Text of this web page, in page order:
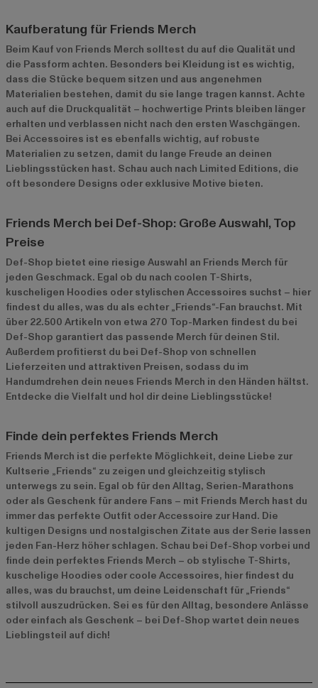
Kaufberatung für Friends Merch
Beim Kauf von Friends Merch solltest du auf die Qualität und
die Passform achten. Besonders bei Kleidung ist es wichtig,
dass die Stücke bequem sitzen und aus angenehmen
Materialien bestehen, damit du sie lange tragen kannst. Achte
auch auf die Druckqualität – hochwertige Prints bleiben länger
erhalten und verblassen nicht nach den ersten Waschgängen.
Bei Accessoires ist es ebenfalls wichtig, auf robuste
Materialien zu setzen, damit du lange Freude an deinen
Lieblingsstücken hast. Schau auch nach Limited Editions, die
oft besondere Designs oder exklusive Motive bieten.
Friends Merch bei Def-Shop: Große Auswahl, Top
Preise
Def-Shop bietet eine riesige Auswahl an Friends Merch für
jeden Geschmack. Egal ob du nach coolen T-Shirts,
kuscheligen Hoodies oder stylischen Accessoires suchst – hier
findest du alles, was du als echter „Friends“-Fan brauchst. Mit
über 22.500 Artikeln von etwa 270 Top-Marken findest du bei
Def-Shop garantiert das passende Merch für deinen Stil.
Außerdem profitierst du bei Def-Shop von schnellen
Lieferzeiten und attraktiven Preisen, sodass du im
Handumdrehen dein neues Friends Merch in den Händen hältst.
Entdecke die Vielfalt und hol dir deine Lieblingsstücke!
Finde dein perfektes Friends Merch
Friends Merch ist die perfekte Möglichkeit, deine Liebe zur
Kultserie „Friends“ zu zeigen und gleichzeitig stylisch
unterwegs zu sein. Egal ob für den Alltag, Serien-Marathons
oder als Geschenk für andere Fans – mit Friends Merch hast du
immer das perfekte Outfit oder Accessoire zur Hand. Die
kultigen Designs und nostalgischen Zitate aus der Serie lassen
jeden Fan-Herz höher schlagen. Schau bei Def-Shop vorbei und
finde dein perfektes Friends Merch – ob stylische T-Shirts,
kuschelige Hoodies oder coole Accessoires, hier findest du
alles, was du brauchst, um deine Leidenschaft für „Friends“
stilvoll auszudrücken. Sei es für den Alltag, besondere Anlässe
oder einfach als Geschenk – bei Def-Shop wartet dein neues
Lieblingsteil auf dich!